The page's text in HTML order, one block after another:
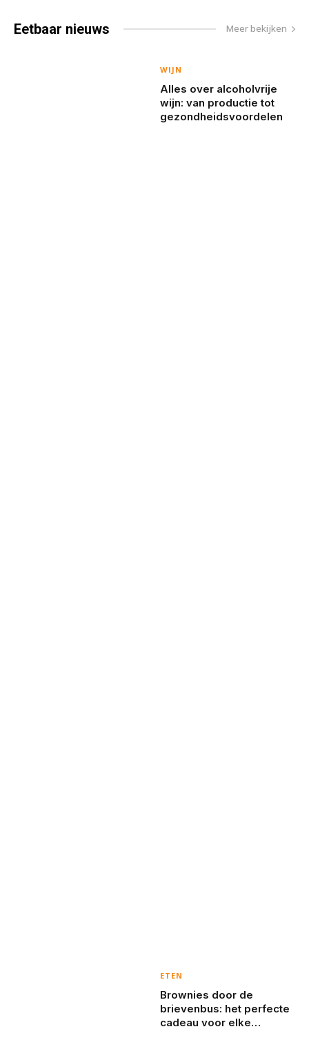
Eetbaar nieuws Meer bekijken
WIJN
Alles over alcoholvrije
wijn: van productie tot
gezondheidsvoordelen
ETEN
Brownies door de
brievenbus: het perfecte
cadeau voor elke